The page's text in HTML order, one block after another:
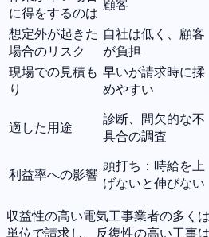
に得をするのは
顧客
想定外が起きた
場合のリスク
自社は低く、顧客
が負担
現場での見積も
り
早いが請求時に揉
めやすい
適した用途
診断、間欠的な不
具合の調査
利益率への影響
頭打ち：時給を上
げないと伸びない
収益性の高い電気工事業者の多く
単位で請求し、反復性の高い工事